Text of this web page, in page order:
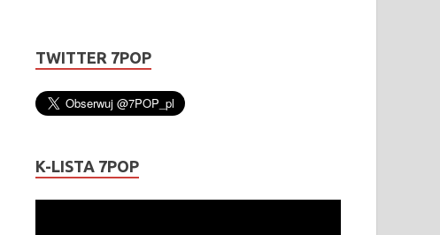
TWITTER 7POP
K-LISTA 7POP